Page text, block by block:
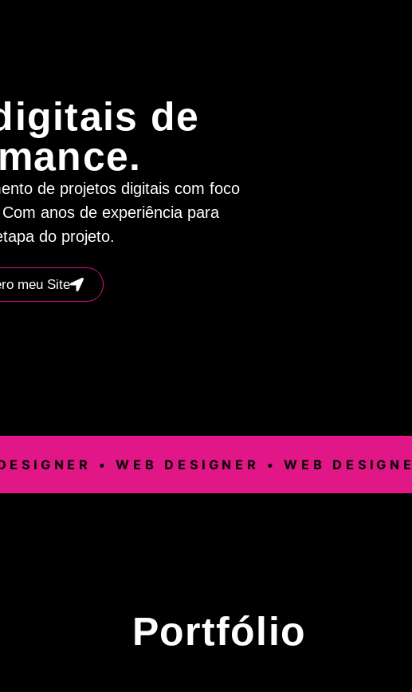
de
de projetos digitais com foco
anos de experiência para
do projeto.
meu Site
• WEB DESIGNER • WEB DESIGNER •
Portfólio